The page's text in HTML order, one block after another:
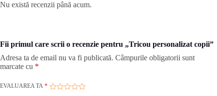
Nu există recenzii până acum.
Fii primul care scrii o recenzie pentru „Tricou personalizat copii”
Adresa ta de email nu va fi publicată. Câmpurile obligatorii sunt
marcate cu *
EVALUAREA TA *